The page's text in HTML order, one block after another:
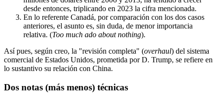
desde entonces, triplicando en 2023 la cifra mencionada.
En lo referente Canadá, por comparación con los dos casos
anteriores, el asunto es, sin duda, de menor importancia
relativa. (Too much ado about nothing).
Así pues, según creo, la "revisión completa" (overhaul) del sistema
comercial de Estados Unidos, prometida por D. Trump, se refiere en
lo sustantivo su relación con China.
Dos notas (más menos) técnicas